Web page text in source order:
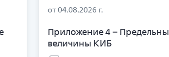
от 04.08.2026 г.
Приложение 4 –
величины КИБ